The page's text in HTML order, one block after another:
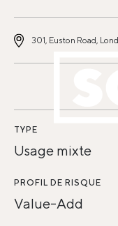
301, Euston Road,
TYPE
Usage mixte
PROFIL DE RISQUE
Value-Add